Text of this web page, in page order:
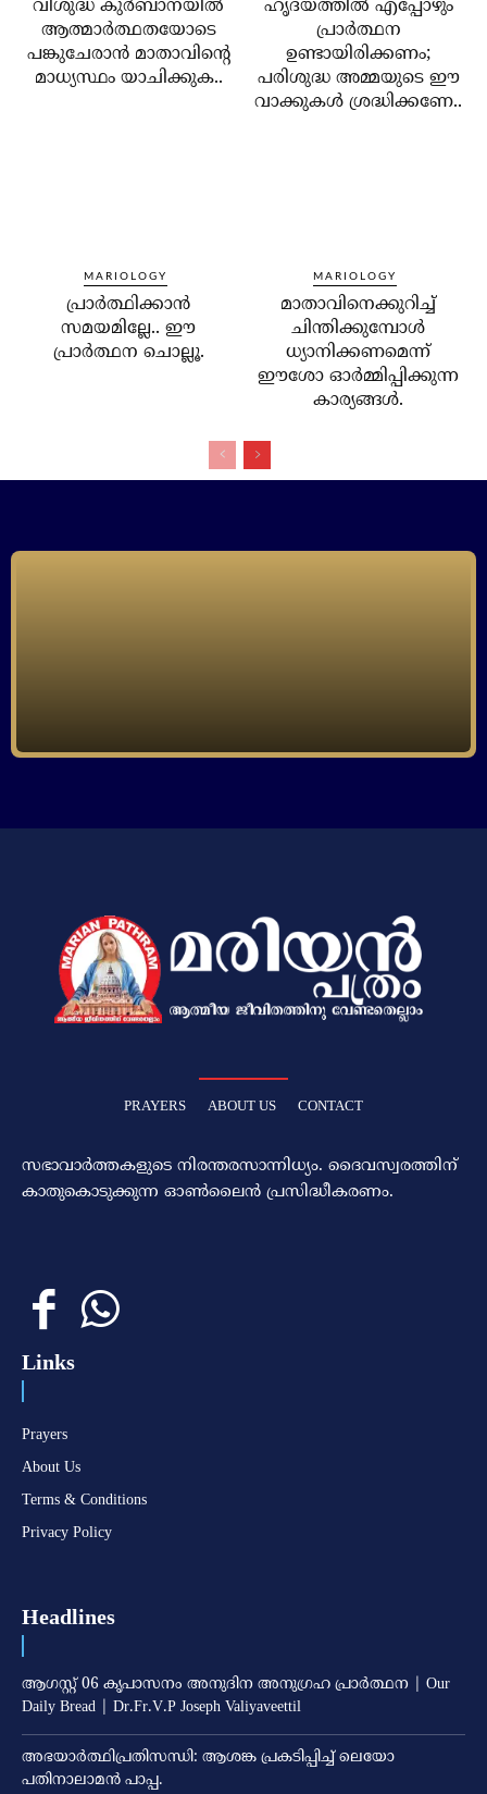
വിശുദ്ധ കുര്‍ബാനയില്‍
ആത്മാര്‍ത്ഥതയോടെ
പങ്കുചേരാന്‍ മാതാവിന്റെ
മാധ്യസ്ഥം യാചിക്കുക..
ഹൃദയത്തില്‍ എപ്പോഴും
പ്രാര്‍ത്ഥന
ഉണ്ടായിരിക്കണം;
പരിശുദ്ധ അമ്മയുടെ ഈ
വാക്കുകള്‍ ശ്രദ്ധിക്കണേ..
MARIOLOGY
പ്രാര്‍ത്ഥിക്കാന്‍
സമയമില്ലേ.. ഈ
പ്രാര്‍ത്ഥന ചൊല്ലൂ.
MARIOLOGY
മാതാവിനെക്കുറിച്ച്
ചിന്തിക്കുമ്പോള്‍
ധ്യാനിക്കണമെന്ന്
ഈശോ ഓര്‍മ്മിപ്പിക്കുന്ന
കാര്യങ്ങള്‍.
PRAYERS ABOUT US CONTACT
സഭാവാര്‍ത്തകളുടെ നിരന്തരസാന്നിധ്യം. ദൈവസ്വരത്തിന്‌
കാതുകൊടുക്കുന്ന ഓണ്‍ലൈന്‍ പ്രസിദ്ധീകരണം.
Links
Prayers
About Us
Terms & Conditions
Privacy Policy
Headlines
ആഗസ്റ്റ് 06 കൃപാസനം അനുദിന അനുഗ്രഹ പ്രാർത്ഥന | Our
Daily Bread | Dr.Fr.V.P Joseph Valiyaveettil
അഭയാര്‍ത്ഥിപ്രതിസന്ധി: ആശങ്ക പ്രകടിപ്പിച്ച് ലെയോ
പതിനാലാമന്‍ പാപ്പ.